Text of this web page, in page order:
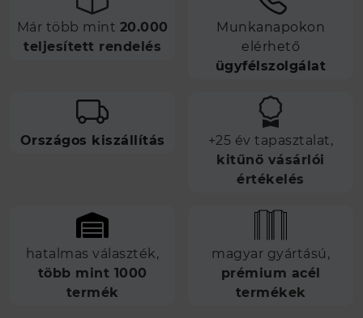
Már több mint 20.000
teljesített rendelés
Munkanapokon
elérhető
ügyfélszolgálat
Országos kiszállítás
+25 év tapasztalat,
kitűnő vásárlói
értékelés
hatalmas választék,
több mint 1000
termék
magyar gyártású,
prémium acél
termékek